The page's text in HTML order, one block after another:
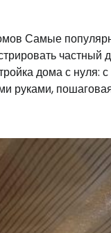
Самые
частный
дома с нуля: с
руками,